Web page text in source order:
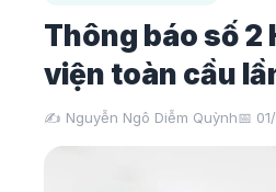
Thông báo số 2
viện toàn cầu
✍️ Nguyễn Ngô Diễm Quỳnh📅